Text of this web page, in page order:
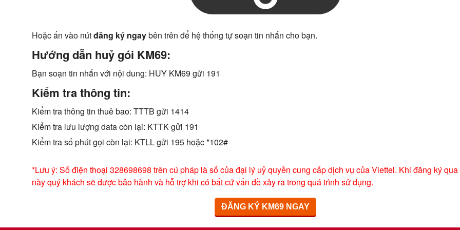
Hoặc ấn vào nútđăng ký ngaybên trên để hệ thống tự soạn tin nhắn cho bạn.
Hướng dẫn huỷ gói KM69:
Bạn soạn tin nhắn với nội dung: HUY KM69 gửi 191
Kiểm tra thông tin:
Kiểm tra thông tin thuê bao: TTTB gửi 1414
Kiểm tra lưu lượng data còn lại: KTTK gửi 191
Kiểm tra số phút gọi còn lại: KTLL gửi 195 hoặc *102#
*Lưu ý: Số điện thoại 328698698 trên cú pháp là số của đại lý uỷ quyền cung cấp dịch vụ của Viettel. Khi đăng ký
này quý khách sẽ được bảo hành và hỗ trợ khi có bất cứ vấn đề xảy ra trong quá trình sử dụng.
ĐĂNG KÝ KM69 NGAY